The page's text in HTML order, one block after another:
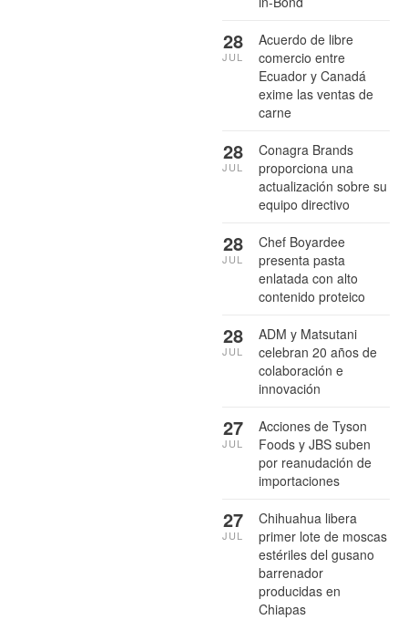
Acuerdo de libre
comercio entre
Ecuador y Canadá
exime las ventas de
carne
28
JUL
Conagra Brands
proporciona una
actualización sobre su
equipo directivo
28
JUL
Chef Boyardee
presenta pasta
enlatada con alto
contenido proteico
28
JUL
ADM y Matsutani
celebran 20 años de
colaboración e
innovación
28
JUL
Acciones de Tyson
Foods y JBS suben
por reanudación de
importaciones
27
JUL
Chihuahua libera
primer lote de moscas
estériles del gusano
barrenador
producidas en
Chiapas
27
JUL